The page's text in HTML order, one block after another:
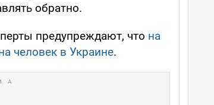
обратно.
предупреждают, что на
человек в Украине.